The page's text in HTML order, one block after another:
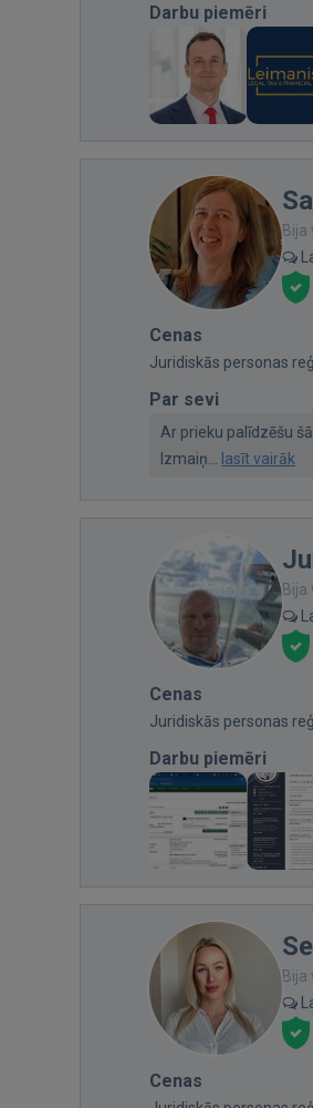
Darbu piemēri
Bija
Cenas
Juridiskās personas
Par sevi
Ar prieku palīdzēšu
Izmaiņ... lasīt vairāk
Bija
Cenas
Juridiskās personas
Darbu piemēri
Bija
Cenas